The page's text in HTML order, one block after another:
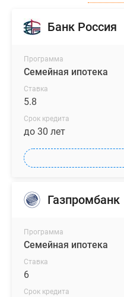
Банк Россия
Программа
Семейная ипотека
Ставка
5.8
Срок кредита
до 30 лет
Газпромбанк
Программа
Семейная ипотека
Ставка
6
Срок кредита